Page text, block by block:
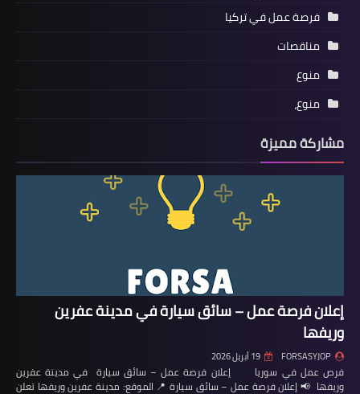
فرصة عمل في تركيا
مناقصات
منوع
منوع،
مشاركة مميزة
إعلان فرصة عمل – سائق سيارة في مدينة عفرين
وريفها
FORSASYJOP 19 أبريل 2026
فرص عمل في سوريا إعلان فرصة عمل – سائق سيارة في مدينة عفرين
وريفها 📢 إعلان فرصة عمل – سائق سيارة 📍 الموقع: مدينة عفرين وريفها تعلن